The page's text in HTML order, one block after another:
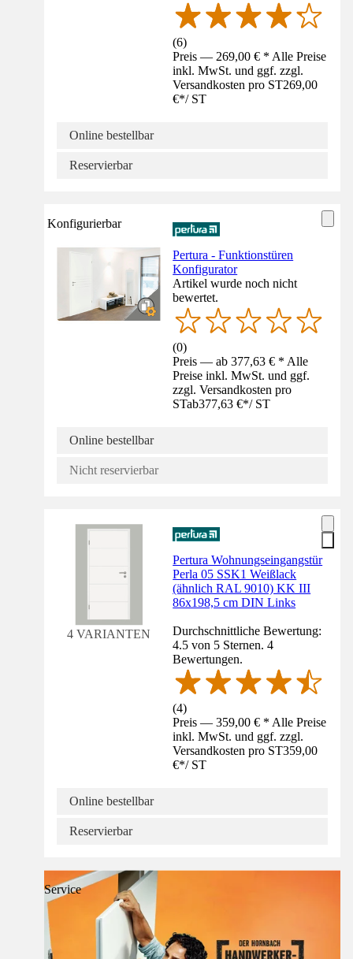
(6)
Preis — 269,00 € * Alle Preise
inkl. MwSt. und ggf. zzgl.
Versandkosten pro ST269,00
€*/ ST
Online bestellbar
Reservierbar
Konfigurierbar
Pertura - Funktionstüren
Konfigurator
Artikel wurde noch nicht
bewertet.
(0)
Preis — ab 377,63 € * Alle
Preise inkl. MwSt. und ggf.
zzgl. Versandkosten pro
STab377,63 €*/ ST
Online bestellbar
Nicht reservierbar
4 VARIANTEN
Pertura Wohnungseingangstür
Perla 05 SSK1 Weißlack
(ähnlich RAL 9010) KK III
86x198,5 cm DIN Links
Durchschnittliche Bewertung:
4.5 von 5 Sternen. 4
Bewertungen.
(4)
Preis — 359,00 € * Alle Preise
inkl. MwSt. und ggf. zzgl.
Versandkosten pro ST359,00
€*/ ST
Online bestellbar
Reservierbar
Service